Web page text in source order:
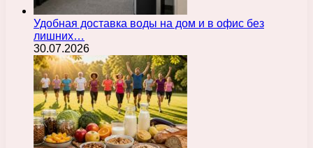
Удобная доставка воды на дом и в офис без
лишних…
30.07.2026